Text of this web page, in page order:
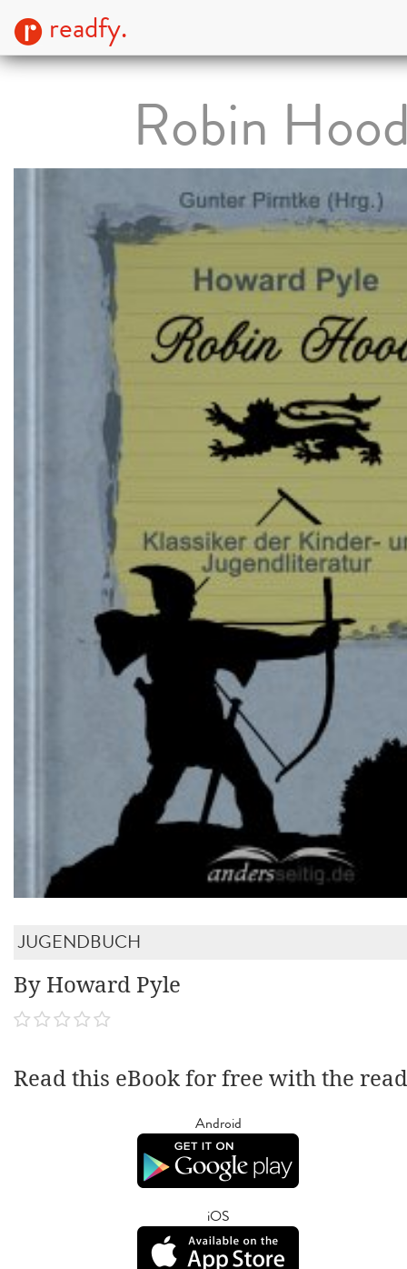
readfy.
Robin
JUGENDBUCH
By Howard Pyle
Read this eBook for free with the
Android
iOS